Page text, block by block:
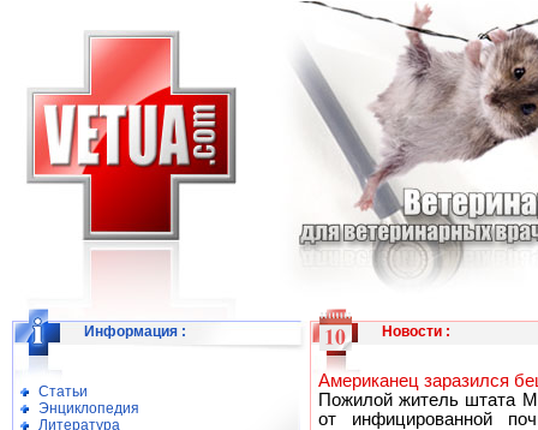
Информация :
Статьи
Энциклопедия
Литература
Новости:
Американец заразился
Пожилой житель штата
от инфицированной